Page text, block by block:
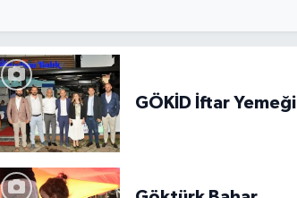
GÖKİD İftar Yemeği